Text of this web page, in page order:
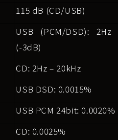
115 dB (CD/USB)
USB (PCM/DSD): 2Hz
(-3dB)
CD: 2Hz– 20kHz
USB DSD: 0.0015%
USB PCM 24bit: 0.0020%
CD: 0.0025%